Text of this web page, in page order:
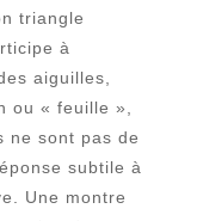
triangle
à
aiguilles,
ou « feuille »,
ne sont pas de
subtile à
Une montre